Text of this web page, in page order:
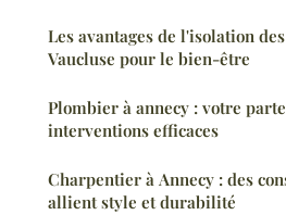
Les avantages de l'isolation
Vaucluse pour le bien-être
Plombier à annecy : votre
interventions efficaces
Charpentier à Annecy : des
allient style et durabilité